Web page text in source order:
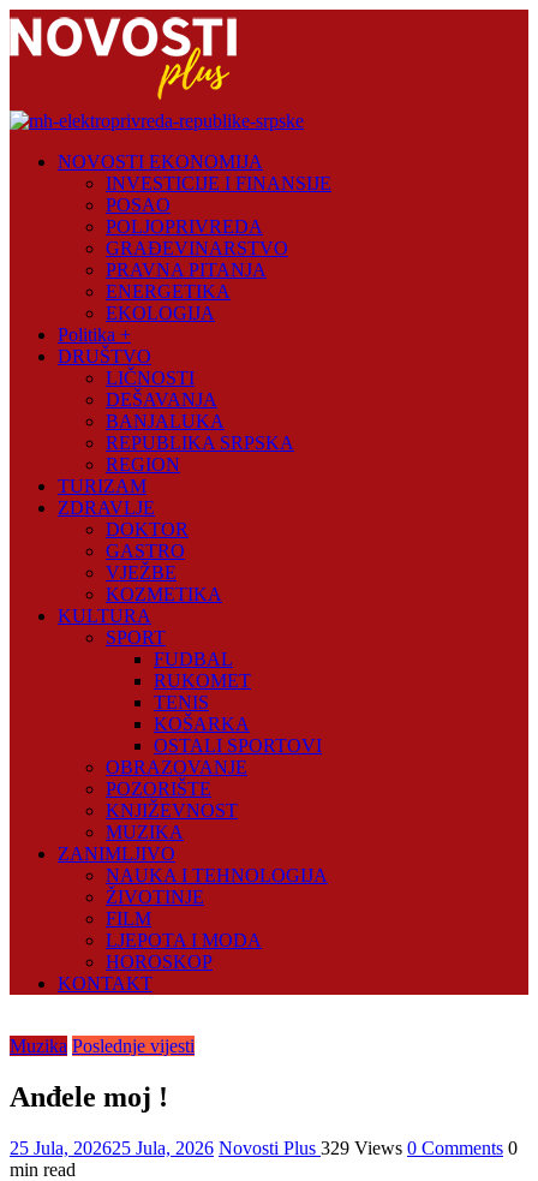
Skip
to
content
Plus
NOVOSTI EKONOMIJA
INVESTICIJE I FINANSIJE
POSAO
POLJOPRIVREDA
GRAĐEVINARSTVO
PRAVNA PITANJA
ENERGETIKA
EKOLOGIJA
Politika +
DRUŠTVO
LIČNOSTI
DEŠAVANJA
BANJALUKA
REPUBLIKA SRPSKA
REGION
TURIZAM
ZDRAVLJE
DOKTOR
GASTRO
VJEŽBE
KOZMETIKA
KULTURA
SPORT
FUDBAL
RUKOMET
TENIS
KOŠARKA
OSTALI SPORTOVI
OBRAZOVANJE
POZORIŠTE
KNJIŽEVNOST
MUZIKA
ZANIMLJIVO
NAUKA I TEHNOLOGIJA
ŽIVOTINJE
FILM
LJEPOTA I MODA
HOROSKOP
KONTAKT
Muzika Poslednje vijesti
Anđele moj !
25 Jula, 202625 Jula, 2026 Novosti Plus 329 Views 0 Comments 0
min read